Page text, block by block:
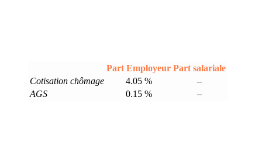
Part Employeur Part salariale
Cotisation chômage
4.05 %
–
AGS
0.15 % –